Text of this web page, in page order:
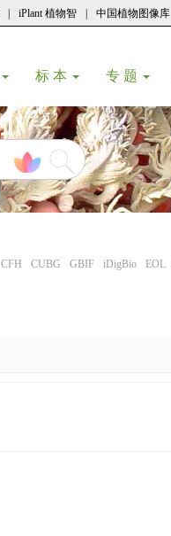
iPlant 植物智 中国植物图像库
标 本 专 题
CFH CUBG GBIF iDigBio EOL